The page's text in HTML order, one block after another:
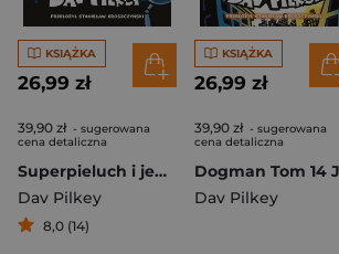
KSIĄŻKA
26,99 zł
39,90 zł - sugerowana
cena detaliczna
Superpieluch i jego przygody
Dav Pilkey
8,0 (14)
KSIĄŻKA
26,99 zł
39,90 zł - sugerowana
cena detaliczna
Dav Pilkey